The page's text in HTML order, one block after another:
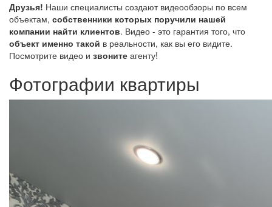
Друзья! Наши специалисты создают видеообзоры по всем
объектам, собственники которых поручили нашей
компании найти клиентов. Видео - это гарантия того, что
объект именно такой в реальности, как вы его видите.
Посмотрите видео и звоните агенту!
Фотографии квартиры